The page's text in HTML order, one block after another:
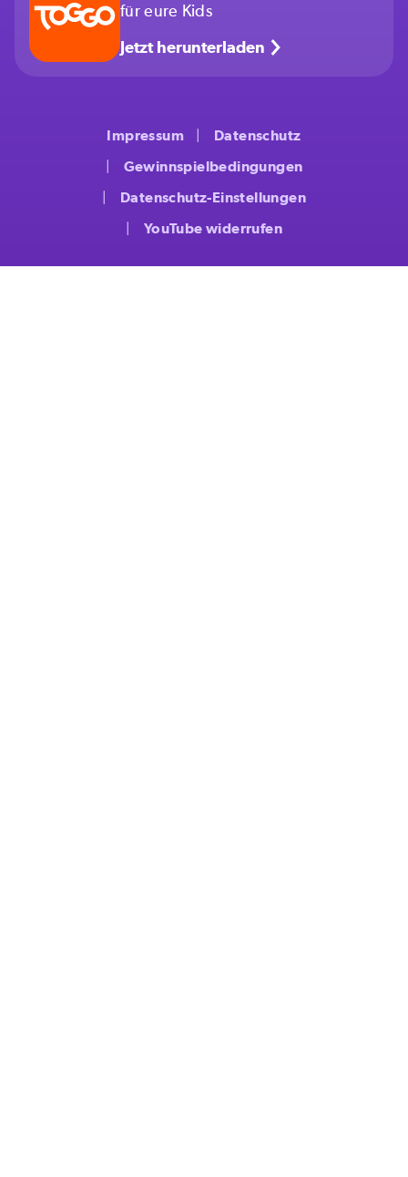
für eure Kids
Jetzt herunterladen
Impressum
Datenschutz
Gewinnspielbedingungen
Datenschutz-Einstellungen
YouTube widerrufen